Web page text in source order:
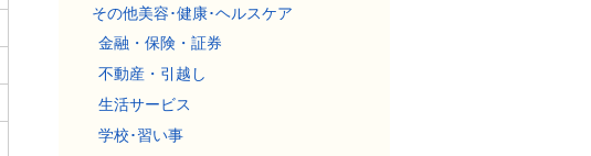
その他美容･健康･ヘルスケア
金融・保険・証券
不動産・引越し
生活サービス
学校･習い事